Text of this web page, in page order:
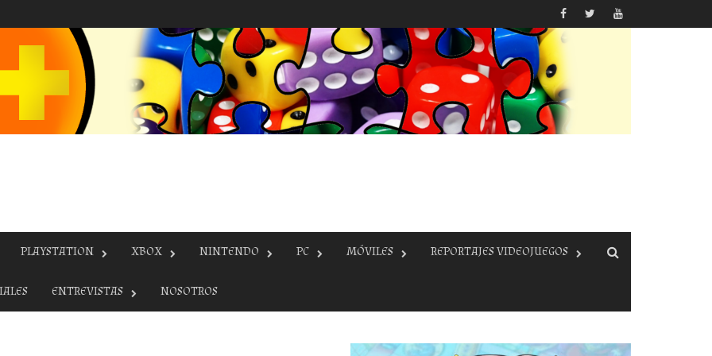
PLAYSTATION XBOX NINTENDO PC MÓVILES REPORTAJES VIDEOJUEGOS
ENTREVISTAS NOSOTROS